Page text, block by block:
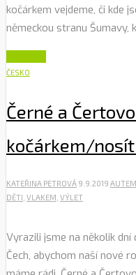
kočárkem vejdeme, či kde
německou stranu Šumavy,
ČESKO
Černé a
kočárkem/
KATEŘINA PETROVÁ 9.9.2019 AUTEM
DĚTI VLAKEM VÝLET
Vyrazili jsme na několik
Čech, abychom naší nové